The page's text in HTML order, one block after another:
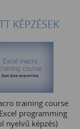
KÉPZÉSEK
training course
programming
nyelvű képzés)